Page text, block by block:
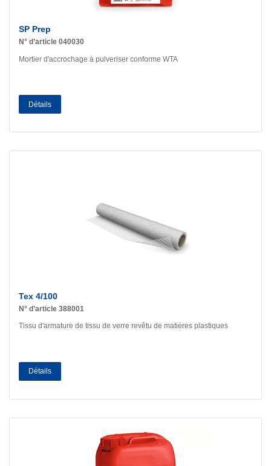
SP Prep
N° d’article 040030
Mortier d'accrochage à pulveriser conforme WTA
Détails
Tex 4/100
N° d’article 388001
Tissu d'armature de tissu de verre revêtu de matières plastiques
Détails